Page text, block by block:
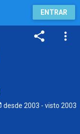
ENTRAR
desde 2003 - visto 2003